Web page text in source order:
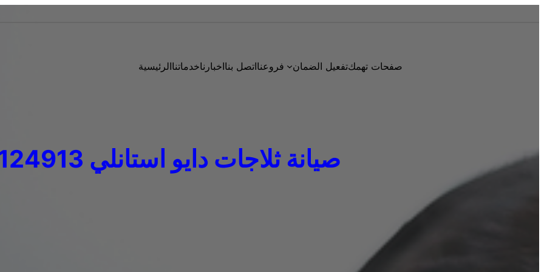
الرئيسيةخدماتنااخبارنااتصل بنافروعنا تفعيل الضمانصفحات تهمك
صيانة ثلاجات دايو استانلي 01112124913